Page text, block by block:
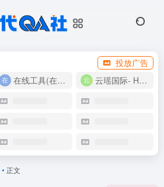
投放广告
在线工具(在线实用工具200+) 云瑶国际- Harlan-15360639224
• 正文